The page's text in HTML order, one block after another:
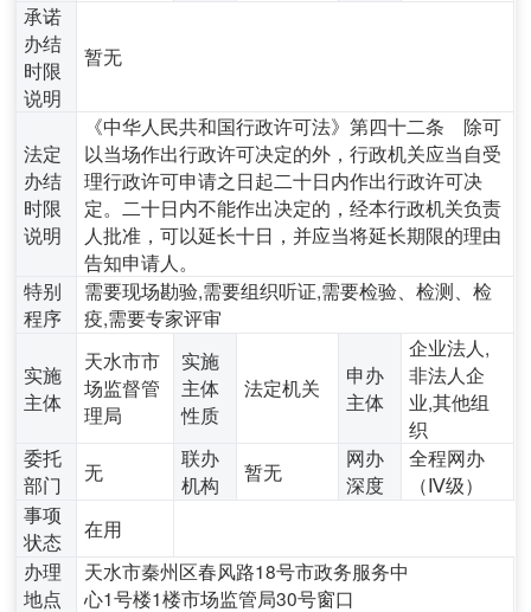
承诺
办结
时限
说明
暂无
法定
办结
时限
说明
《中华人民共和国行政许可法》第四十二条 除可
以当场作出行政许可决定的外，行政机关应当自受
理行政许可申请之日起二十日内作出行政许可决
定。二十日内不能作出决定的，经本行政机关负责
人批准，可以延长十日，并应当将延长期限的理由
告知申请人。
特别
程序
需要现场勘验,需要组织听证,需要检验、检测、检
疫,需要专家评审
实施
主体
天水市市
场监督管
理局
实施
主体
性质
法定机关
申办
主体
企业法人,
非法人企
业,其他组
织
委托
部门
无
联办
机构
暂无
网办
深度
全程网办
（Ⅳ级）
事项
状态
在用
办理
地点
天水市秦州区春风路18号市政务服务中
心1号楼1楼市场监管局30号窗口